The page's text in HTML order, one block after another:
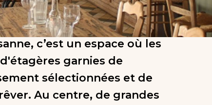
c’est un espace où les
garnies de
sélectionnées et de
Au centre, de grandes